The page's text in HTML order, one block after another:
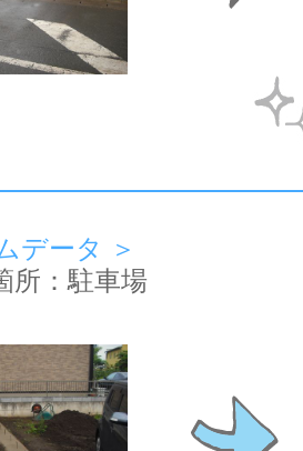
データ ＞
所：駐車場